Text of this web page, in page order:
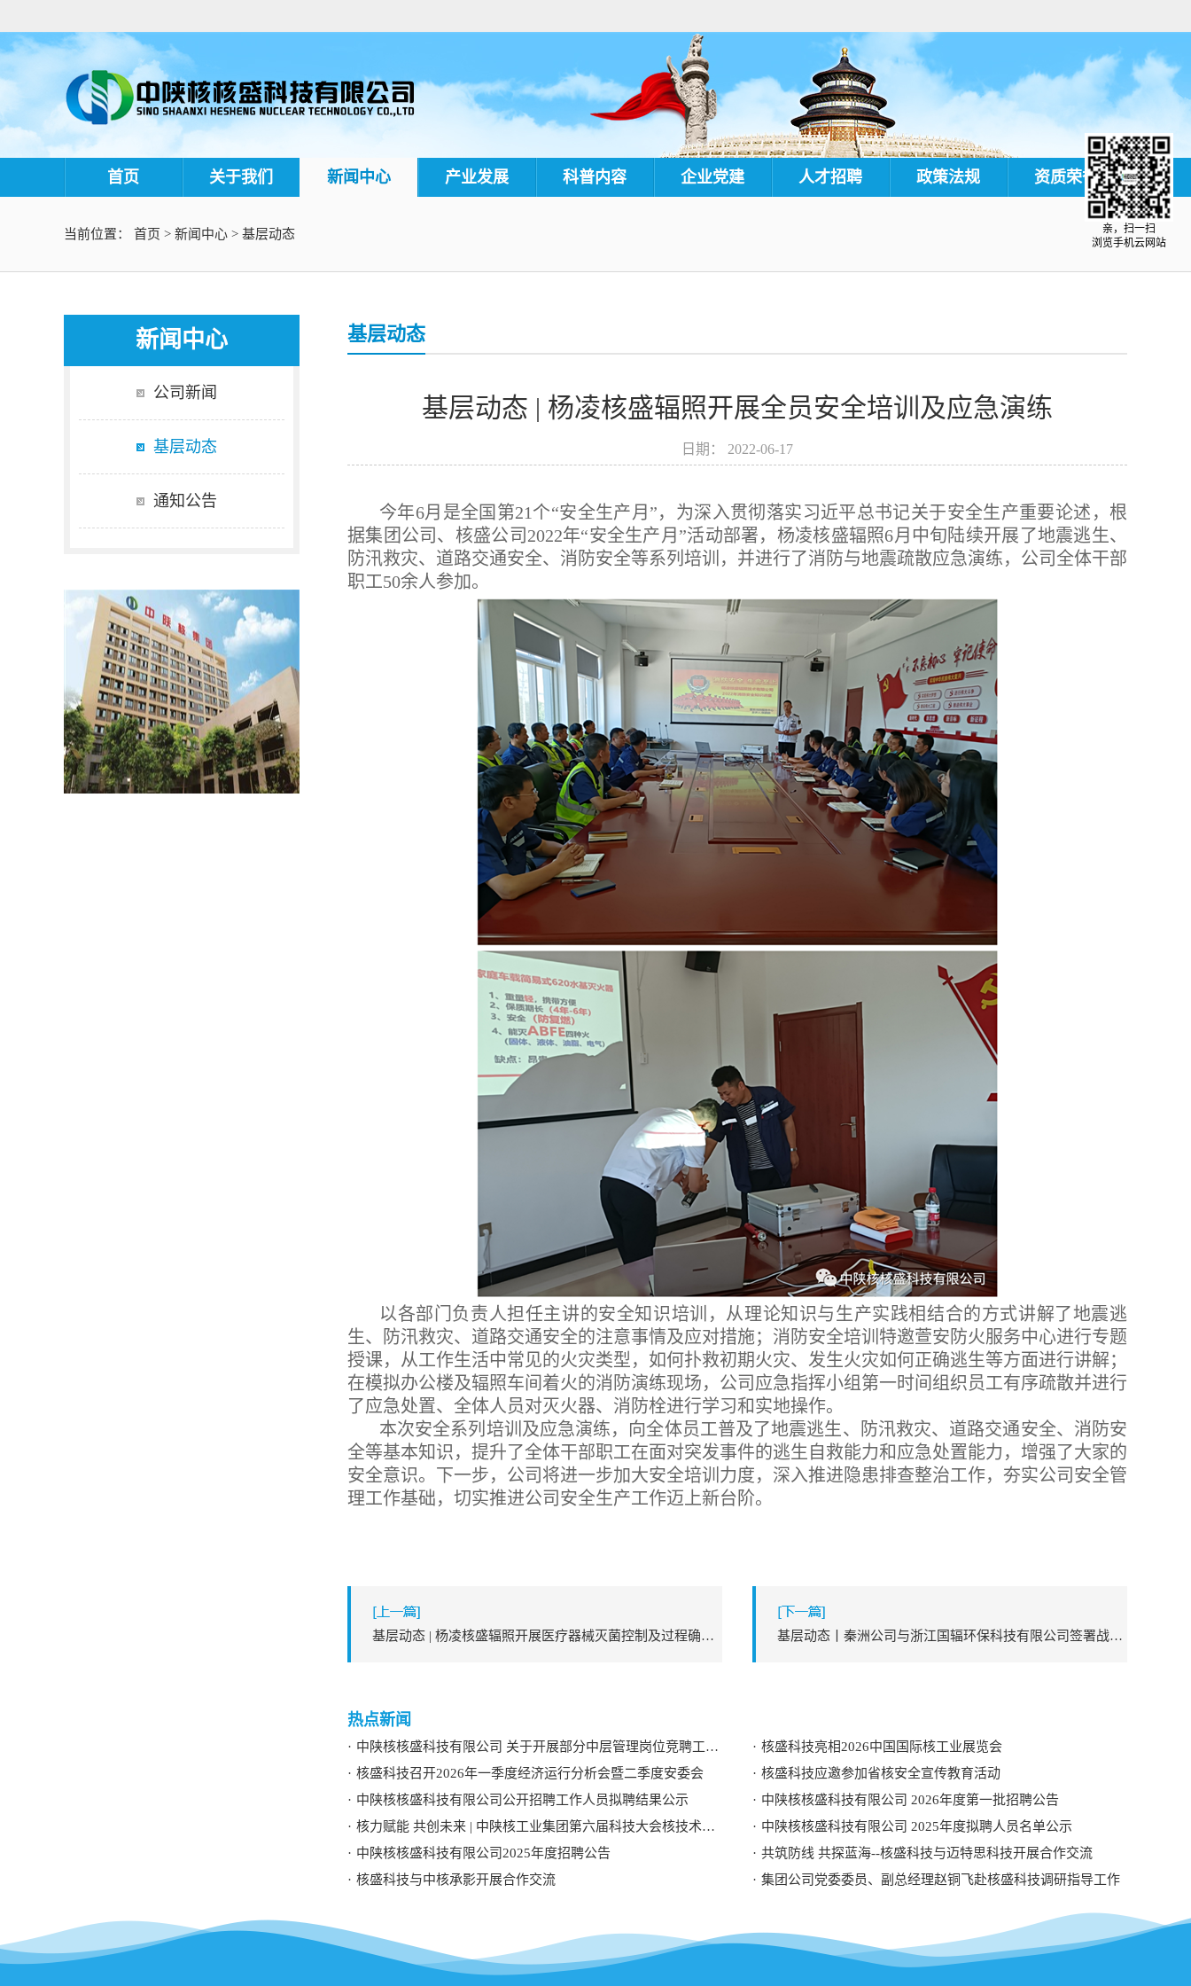
首页 关于我们 新闻中心 产业发展 科普内容 企业党建 人才招聘 政策法规 资质荣誉
当前位置： 首页 > 新闻中心 > 基层动态
新闻中心
公司新闻
基层动态
通知公告
基层动态
基层动态 | 杨凌核盛辐照开展全员安全培训及应急演练
日期： 2022-06-17
今年6月是全国第21个“安全生产月”，为深入贯彻落实习近平总书记关于安全生产重要论述，根
据集团公司、核盛公司2022年“安全生产月”活动部署，杨凌核盛辐照6月中旬陆续开展了地震逃生、
防汛救灾、道路交通安全、消防安全等系列培训，并进行了消防与地震疏散应急演练，公司全体干部
职工50余人参加。
以各部门负责人担任主讲的安全知识培训，从理论知识与生产实践相结合的方式讲解了地震逃
生、防汛救灾、道路交通安全的注意事情及应对措施；消防安全培训特邀萱安防火服务中心进行专题
授课，从工作生活中常见的火灾类型，如何扑救初期火灾、发生火灾如何正确逃生等方面进行讲解；
在模拟办公楼及辐照车间着火的消防演练现场，公司应急指挥小组第一时间组织员工有序疏散并进行
了应急处置、全体人员对灭火器、消防栓进行学习和实地操作。
本次安全系列培训及应急演练，向全体员工普及了地震逃生、防汛救灾、道路交通安全、消防安
全等基本知识，提升了全体干部职工在面对突发事件的逃生自救能力和应急处置能力，增强了大家的
安全意识。下一步，公司将进一步加大安全培训力度，深入推进隐患排查整治工作，夯实公司安全管
理工作基础，切实推进公司安全生产工作迈上新台阶。
基层动态 | 杨凌核盛辐照开展医疗器械灭菌控制及过程确认技术培训 基层动态丨秦洲公司与浙江国辐环保科技有限公司签署战略合作协议
热点新闻
中陕核核盛科技有限公司 关于开展部分中层管理岗位竞聘工作的 公告
核盛科技亮相2026中国国际核工业展览会
核盛科技召开2026年一季度经济运行分析会暨二季度安委会
核盛科技应邀参加省核安全宣传教育活动
中陕核核盛科技有限公司公开招聘工作人员拟聘结果公示
中陕核核盛科技有限公司 2026年度第一批招聘公告
核力赋能 共创未来 | 中陕核工业集团第六届科技大会核技术应用学术交流分论坛成功举办
中陕核核盛科技有限公司 2025年度拟聘人员名单公示
中陕核核盛科技有限公司2025年度招聘公告
共筑防线 共探蓝海--核盛科技与迈特思科技开展合作交流
核盛科技与中核承影开展合作交流
集团公司党委委员、副总经理赵铜飞赴核盛科技调研指导工作
亲，扫一扫
浏览手机云网站